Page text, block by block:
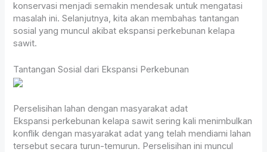
konservasi menjadi semakin mendesak untuk mengatasi
masalah ini. Selanjutnya, kita akan membahas tantangan
sosial yang muncul akibat ekspansi perkebunan kelapa
sawit.
Tantangan Sosial dari Ekspansi Perkebunan
Perselisihan lahan dengan masyarakat adat
Ekspansi perkebunan kelapa sawit sering kali menimbulkan
konflik dengan masyarakat adat yang telah mendiami lahan
tersebut secara turun-temurun. Perselisihan ini muncul